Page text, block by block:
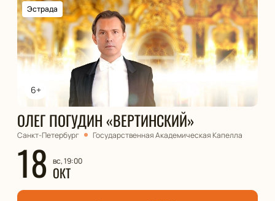
6+
Эстрада
ОЛЕГ ПОГУДИН «ВЕРТИНСКИЙ»
Санкт-Петербург Государственная Академическая Капелла
18 вс, 19:00
ОКТ